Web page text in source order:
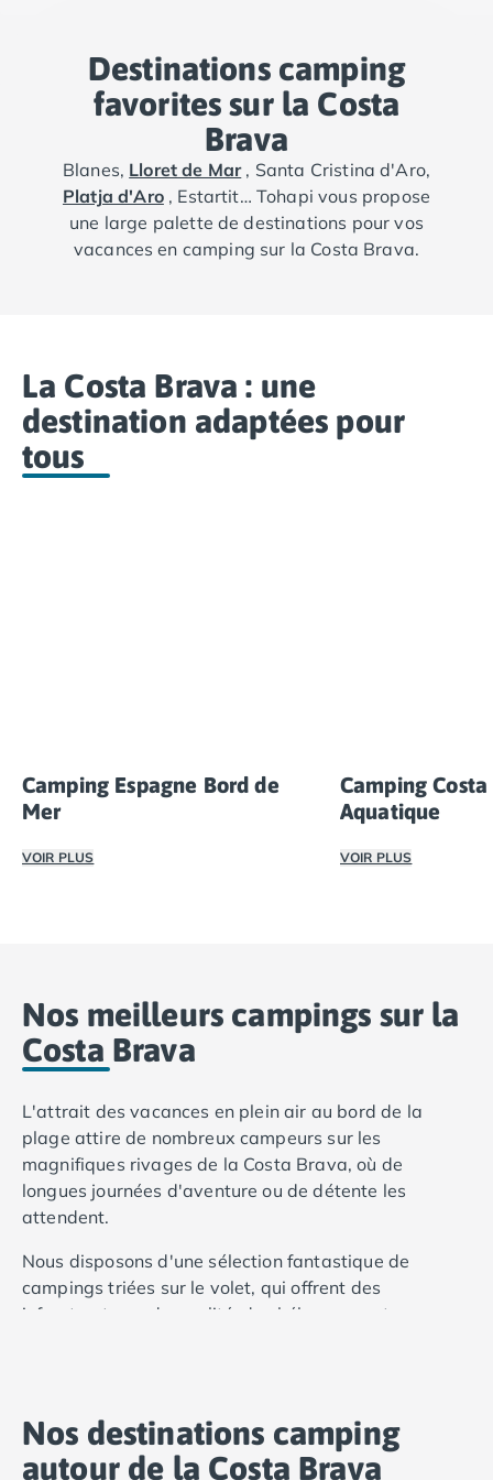
Destinations camping
favorites sur la Costa
Brava
Blanes, Lloret de Mar, Santa Cristina d'Aro,
Platja d'Aro, Estartit… Tohapi vous propose
une large palette de destinations pour vos
vacances en camping sur la Costa Brava.
La Costa Brava : une
destination adaptées pour
tous
Camping Espagne Bord de
Mer
VOIR PLUS
Camping
Aquatique
VOIR PLUS
Nos meilleurs campings sur la
Costa Brava
L'attrait des vacances en plein air au bord de la
plage attire de nombreux campeurs sur les
magnifiques rivages de la Costa Brava, où de
longues journées d'aventure ou de détente les
attendent.
Nous disposons d'une sélection fantastique de
campings triées sur le volet, qui offrent des
infrastructures de qualité, des hébergements
campings de Neptuno, de
Castell Montgri
Llevado,KingsetInterpals Eco Resortfigurent parmi
nos campings les plus populaires.
Nos destinations camping
autour de la Costa Brava